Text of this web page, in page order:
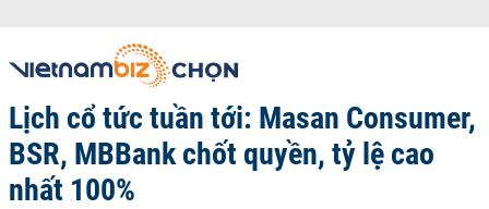
Lịch cổ tức tuần tới: Masan Consumer,
BSR, MBBank chốt quyền, tỷ lệ cao
nhất 100%